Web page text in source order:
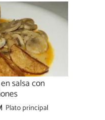
salsa con
Plato principal